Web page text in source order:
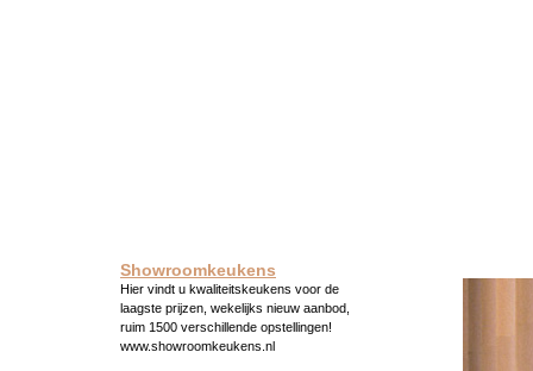
Showroomkeukens
Hier vindt u kwaliteitskeukens voor de
laagste prijzen, wekelijks nieuw aanbod,
ruim 1500 verschillende opstellingen!
www.showroomkeukens.nl